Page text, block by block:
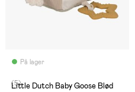
På lager
(5)
Little Dutch Baby Goose Blød